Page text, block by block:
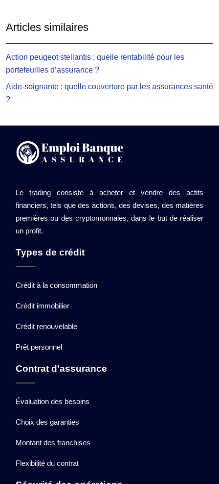
Articles similaires
Action peugeot stellantis : quelle rentabilité pour les
portefeuilles d’assurance ?
Aide-soignante : quelle couverture par les assurances santé
?
Le trading consiste à acheter et vendre des actifs
financiers, tels que des actions, des devises, des matières
premières ou des cryptomonnaies, dans le but de réaliser
un profit.
Types de crédit
Crédit à la consommation
Crédit immobilier
Crédit renouvelable
Prêt personnel
Contrat d’assurance
Évaluation des besoins
Choix des garanties
Montant des franchises
Flexibilité du contrat